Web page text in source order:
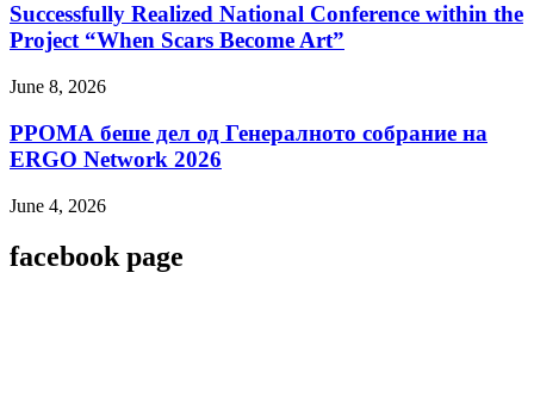
Successfully Realized National Conference within the
Project “When Scars Become Art”
June 8, 2026
РРОМА беше дел од Генералното собрание на
ERGO Network 2026
June 4, 2026
facebook page